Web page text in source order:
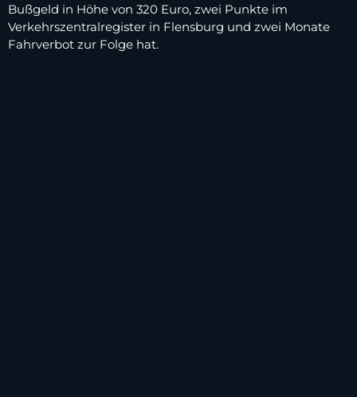
Bußgeld in Höhe von 320 Euro, zwei Punkte im
Verkehrszentralregister in Flensburg und zwei Monate
Fahrverbot zur Folge hat.